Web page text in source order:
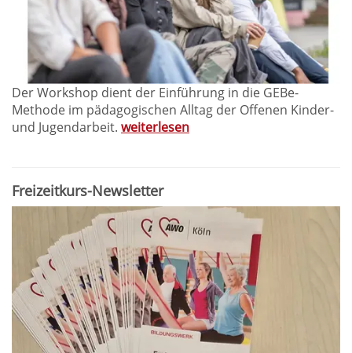
Der Workshop dient der Einführung in die GEBe-
Methode im pädagogischen Alltag der Offenen Kinder-
und Jugendarbeit. weiterlesen
Freizeitkurs-Newsletter